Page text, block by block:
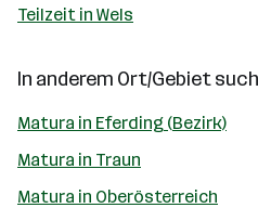
Teilzeit in Wels
In anderem Ort/Gebiet
Matura in Eferding (Bezirk)
Matura in Traun
Matura in Oberösterreich